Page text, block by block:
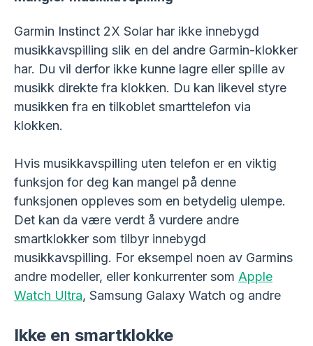
Garmin Instinct 2X Solar har ikke innebygd
musikkavspilling slik en del andre Garmin-klokker
har. Du vil derfor ikke kunne lagre eller spille av
musikk direkte fra klokken. Du kan likevel styre
musikken fra en tilkoblet smarttelefon via
klokken.
Hvis musikkavspilling uten telefon er en viktig
funksjon for deg kan mangel på denne
funksjonen oppleves som en betydelig ulempe.
Det kan da være verdt å vurdere andre
smartklokker som tilbyr innebygd
musikkavspilling. For eksempel noen av Garmins
andre modeller, eller konkurrenter som Apple
Watch Ultra, Samsung Galaxy Watch og andre
Ikke en smartklokke